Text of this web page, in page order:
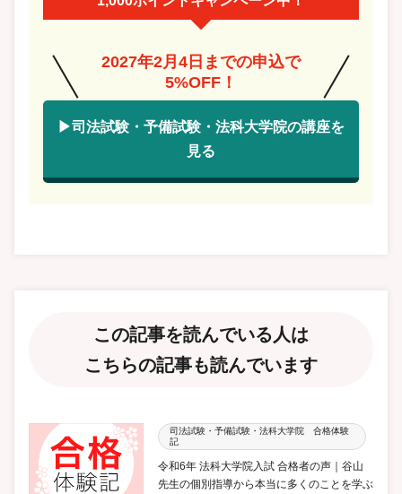
2027年2月4日までの申込で
5%OFF！
▶司法試験・予備試験・法科大学院の講座を
見る
この記事を読んでいる人は
こちらの記事も読んでいます
司法試験・予備試験・法科大学院 合格体験
記
令和6年 法科大学院入試 合格者の声｜谷山
先生の個別指導から本当に多くのことを学ぶ